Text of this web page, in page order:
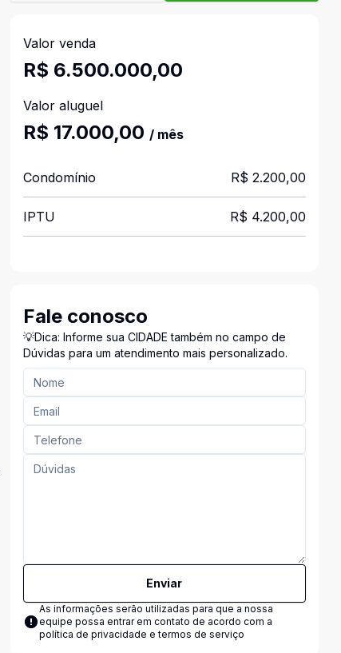
Valor venda
R$ 6.500.000,00
Valor aluguel
R$ 17.000,00 / mês
Condomínio R$ 2.200,00
IPTU R$ 4.200,00
Fale conosco
💡Dica: Informe sua CIDADE também no campo de
Dúvidas para um atendimento mais personalizado.
Enviar
As informações serão utilizadas para que a nossa
equipe possa entrar em contato de acordo com a
política de privacidade e termos de serviço